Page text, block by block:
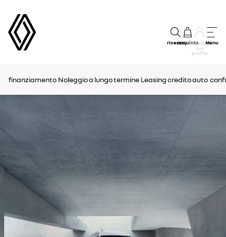
ricercaacquistoaccedi al
tuo
profilo
Menu
finanziamento Noleggio a lungo termine Leasingcredito auto